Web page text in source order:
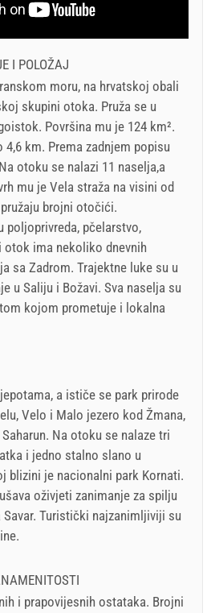
I POLOŽAJ
moru, na hrvatskoj obali
skupini otoka. Pruža se u
Površina mu je 124 km².
4,6 km. Prema zadnjem popisu
otoku se nalazi 11 naselja,a
mu je Vela straža na visini od
brojni otočići.
poljoprivreda, pčelarstvo,
otok ima nekoliko dnevnih
sa Zadrom. Trajektne luke su u
u Saliju i Božavi. Sva naselja su
kojom prometuje i lokalna
a ističe se park prirode
Velo i Malo jezero kod Žmana,
Na otoku se nalaze tri
i jedno stalno slano u
blizini je nacionalni park Kornati.
oživjeti zanimanje za spilju
Turistički najzanimljiviji su
i prapovijesnih ostataka. Brojni